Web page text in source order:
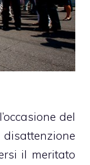
del
il meritato